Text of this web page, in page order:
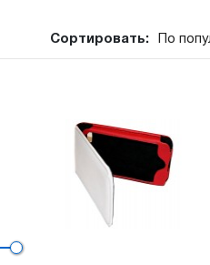
Сортировать: По